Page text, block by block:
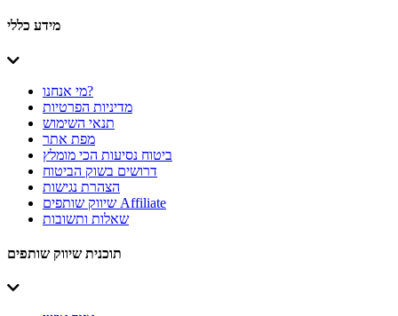
מידע כללי
מי אנחנו?
מדיניות הפרטיות
תנאי השימוש
מפת אתר
ביטוח נסיעות הכי מומלץ
דרושים בשוק הביטוח
הצהרת נגישות
שיווק שותפים Affiliate
שאלות ותשובות
תוכנית שיווק שותפים